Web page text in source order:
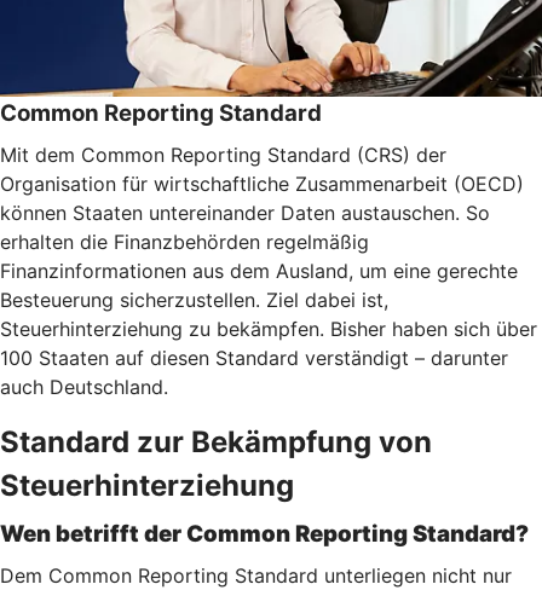
Common Reporting Standard
Mit dem Common Reporting Standard (CRS) der
Organisation für wirtschaftliche Zusammenarbeit (OECD)
können Staaten untereinander Daten austauschen. So
erhalten die Finanzbehörden regelmäßig
Finanzinformationen aus dem Ausland, um eine gerechte
Besteuerung sicherzustellen. Ziel dabei ist,
Steuerhinterziehung zu bekämpfen. Bisher haben sich über
100 Staaten auf diesen Standard verständigt – darunter
auch Deutschland.
Standard zur Bekämpfung von
Steuerhinterziehung
Wen betrifft der Common Reporting Standard?
Dem Common Reporting Standard unterliegen nicht nur